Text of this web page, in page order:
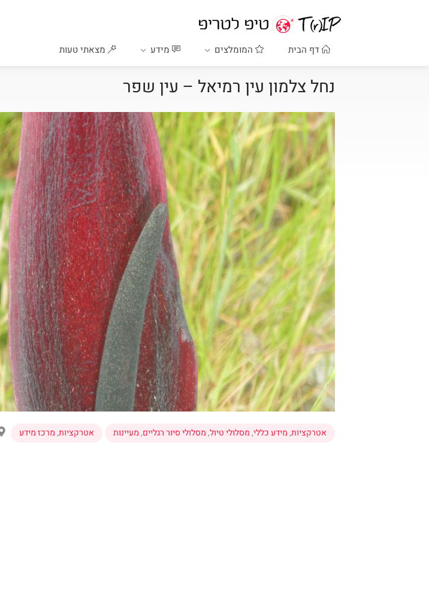
דף הבית המומלצים מידע מצאתי טעות
נחל צלמון עין רמיאל – עין שפר
אטרקציות,מידע כללי,מסלולי טיול,מסלולי סיור רגליים,מעיינות אטרקציות,מרכז מידע